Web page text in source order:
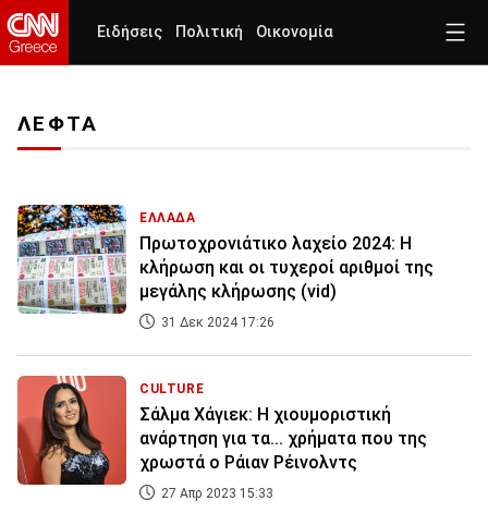
Ειδήσεις Πολιτική Οικονομία
ΛΕΦΤΑ
ΕΛΛΑΔΑ
Πρωτοχρονιάτικο λαχείο 2024: Η
κλήρωση και οι τυχεροί αριθμοί της
μεγάλης κλήρωσης (vid)
31 Δεκ 2024 17:26
CULTURE
Σάλμα Χάγιεκ: Η χιουμοριστική
ανάρτηση για τα... χρήματα που της
χρωστά ο Ράιαν Ρέινολντς
27 Απρ 2023 15:33